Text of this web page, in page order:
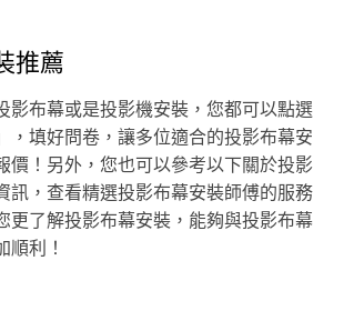
繕 5.燈具安裝 6.水龍
鑽孔鑽洞上牆
推薦
影布幕或是投影機安裝，您都可以點選
，填好問卷，讓多位適合的投影布幕安
價！另外，您也可以參考以下關於投影
訊，查看精選投影布幕安裝師傅的服務
更了解投影布幕安裝，能夠與投影布幕
順利！